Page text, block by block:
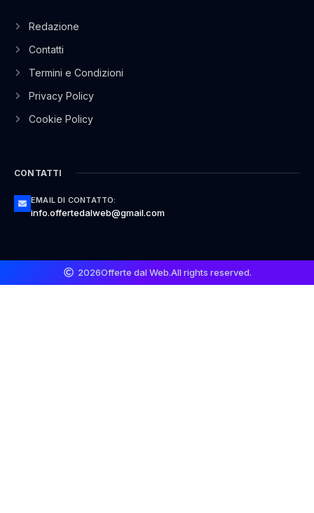
Redazione
Contatti
Termini e Condizioni
Privacy Policy
Cookie Policy
CONTATTI
EMAIL DI CONTATTO:
info.offertedalweb@gmail.com
2026Offerte dal Web.All rights reserved.